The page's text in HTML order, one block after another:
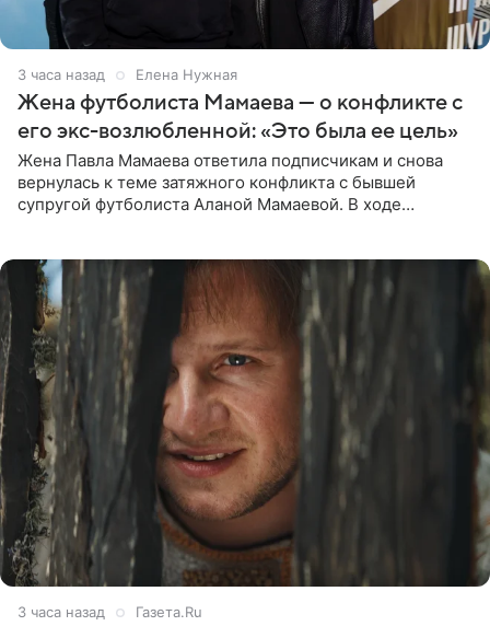
3 часа назад Елена Нужная
Жена футболиста Мамаева — о конфликте с
его экс-возлюбленной: «Это была ее цель»
Жена Павла Мамаева ответила подписчикам и снова
вернулась к теме затяжного конфликта с бывшей
супругой футболиста Аланой Мамаевой. В ходе
3 часа назад Газета.Ru